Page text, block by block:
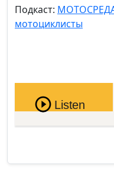
Подкаст:
мотоциклисты
Pause
Listen